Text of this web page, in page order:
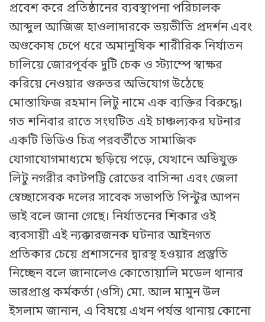
প্রবেশ করে প্রতিষ্ঠানের ব্যবস্থাপনা পরিচালক
আব্দুল আজিজ হাওলাদারকে ভয়ভীতি প্রদর্শন এবং
অণ্ডকোষ চেপে ধরে অমানুষিক শারীরিক নির্যাতন
চালিয়ে জোরপূর্বক দুটি চেক ও স্ট্যাম্পে স্বাক্ষর
করিয়ে নেওয়ার গুরুতর অভিযোগ উঠেছে
মোস্তাফিজ রহমান লিটু নামে এক ব্যক্তির বিরুদ্ধে।
গত শনিবার রাতে সংঘটিত এই চাঞ্চল্যকর ঘটনার
একটি ভিডিও চিত্র পরবর্তীতে সামাজিক
যোগাযোগমাধ্যমে ছড়িয়ে পড়ে, যেখানে অভিযুক্ত
লিটু নগরীর কাটপট্টি রোডের বাসিন্দা এবং জেলা
স্বেচ্ছাসেবক দলের সাবেক সভাপতি পিন্টুর আপন
ভাই বলে জানা গেছে। নির্যাতনের শিকার ওই
ব্যবসায়ী এই ন্যক্কারজনক ঘটনার আইনগত
প্রতিকার চেয়ে প্রশাসনের দ্বারস্থ হওয়ার প্রস্তুতি
নিচ্ছেন বলে জানালেও কোতোয়ালি মডেল থানার
ভারপ্রাপ্ত কর্মকর্তা (ওসি) মো. আল মামুন উল
ইসলাম জানান, এ বিষয়ে এখন পর্যন্ত থানায় কোনো